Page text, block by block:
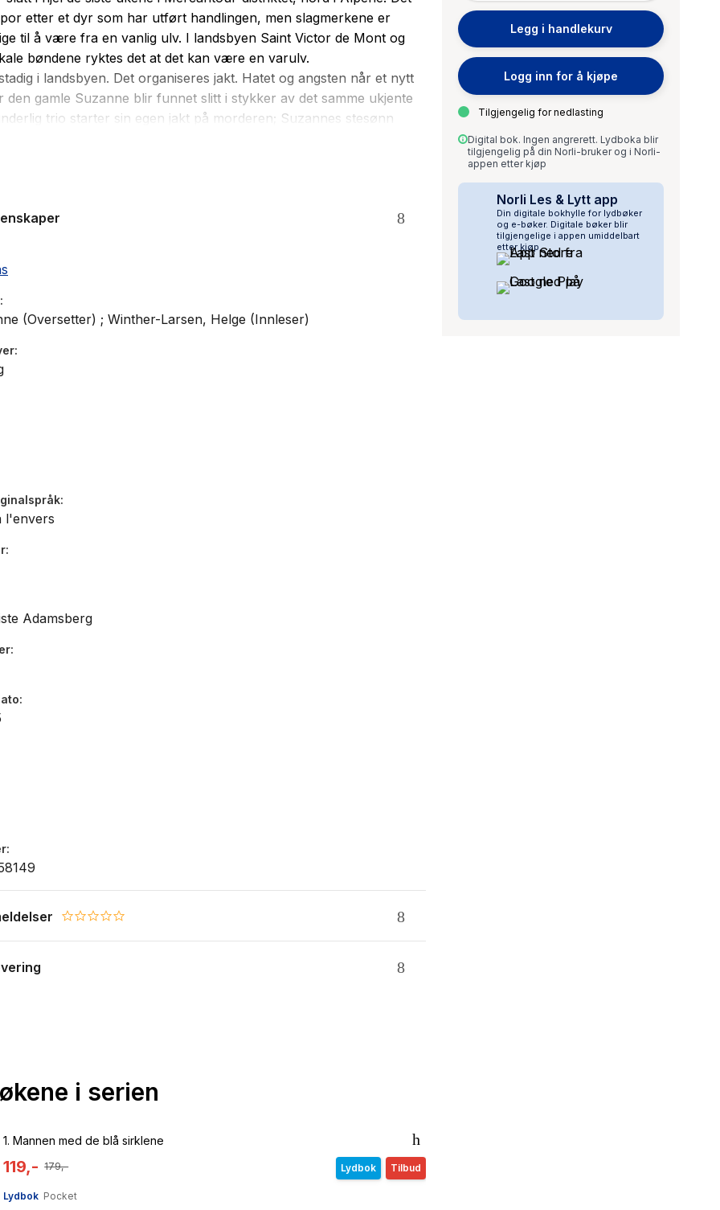
Legg i handlekurv
Logg inn for å kjøpe
Tilgjengelig for nedlasting
Digital bok. Ingen angrerett. Lydboka blir
tilgjengelig på din Norli-bruker og i Norli-
appen etter kjøp
Norli Les & Lytt app
Din digitale bokhylle for lydbøker
og e-bøker. Digitale bøker blir
tilgjengelige i appen umiddelbart
etter kjøp.
etter et dyr som har utført handlingen, men slagmerkene er
til å være fra en vanlig ulv. I landsbyen Saint Victor de Mont og
bøndene ryktes det at det kan være en varulv.
i landsbyen. Det organiseres jakt. Hatet og angsten når et nytt
den gamle Suzanne blir funnet slitt i stykker av det samme ukjente
trio starter sin egen jakt på morderen; Suzannes stesønn
(Oversetter) ; Winther-Larsen, Helge (Innleser)
l'envers
Adamsberg
0.0 star rating
i serien
1. Mannen med de blå sirklene
119,- 179,- Lydbok Tilbud
Lydbok Pocket